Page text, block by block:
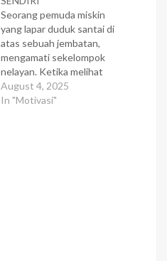
Seorang pemuda miskin
yang lapar duduk santai di
atas sebuah jembatan,
mengamati sekelompok
nelayan. Ketika melihat
keranjang yang berisi ikan-
ikan hasil tangkapan, pria
August 4, 2025
In "Motivasi"